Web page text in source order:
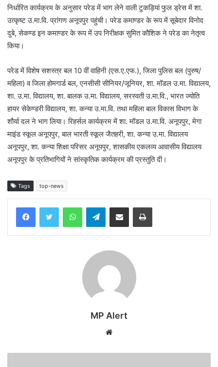
निर्धारित कार्यक्रम के अनुसार परेड में भाग लेने वाली टुकड़ियां फुल ड्रेस में शा.
उत्कृष्ट उ.मा.वि. प्रांगण अनूपपुर पहुंची। परेड कमाण्डर के रूप में सूबेदार विनोद
दुबे, सेकण्ड इन कमाण्डर के रूप में उप निरीक्षक सुमित कौशिक ने परेड का नेतृत्व
किया।
परेड में विशेष सशस्त्र बल 10 वीं वाहिनी (एस.ए.एफ.), जिला पुलिस बल (पुरुष/
महिला) व जिला होमगार्ड बल, एनसीसी सीनियर/जूनियर, शा. मॉडल उ.मा. विद्यालय,
शा. उ.मा. विद्यालय, शा. बालक उ.मा. विद्यालय, सरस्वती उ.मा.वि., भारत ज्योति
हायर सेकेण्डरी विद्यालय, शा. कन्या उ.मा.वि. तथा महिला बाल विकास विभाग के
शौर्या दल ने भाग लिया। रिहर्सल कार्यक्रम में शा. मॉडल उ.मा.वि. अनूपपुर, मेगा
माइंड स्कूल अनूपपुर, बाल भारती स्‍कूल जैतहरी, शा. कन्या उ.मा. विद्यालय
अनूपपुर, शा. कन्या शिक्षा परिसर अनूपपुर, शासकीय एकलव्य आवासीय विद्यालय
अनूपपुर के प्रतिभागियों ने सांस्कृतिक कार्यक्रम की प्रस्तुति दी।
Tags top-news
WhatsAppTelegramShare via Email Print
MP Alert
Website